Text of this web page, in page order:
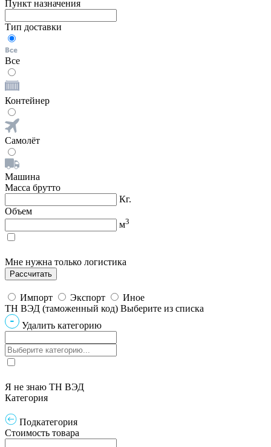
Пункт назначения
Тип доставки
Все
Контейнер
Самолёт
Машина
Масса брутто
Кг.
Объем
м3
Мне нужна только логистика
Импорт Экспорт
Иное
ТН ВЭД (таможенный код) Выберите из списка
Удалить категорию
Я не знаю ТН ВЭД
Категория
Подкатегория
Стоимость товара